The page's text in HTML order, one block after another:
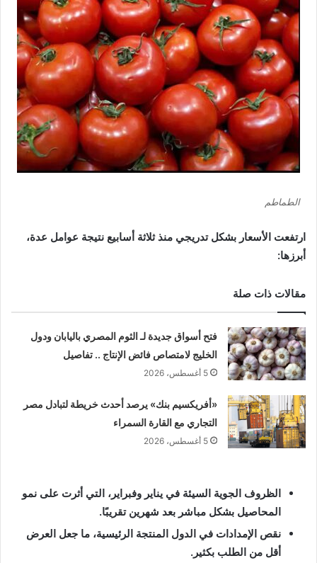
الطماطم
ارتفعت الأسعار بشكل تدريجي منذ ثلاثة أسابيع نتيجة عوامل عدة،
أبرزها:
مقالات ذات صلة
فتح أسواق جديدة لـ الثوم المصري باليابان ودول
الخليج لامتصاص فائض الإنتاج .. تفاصيل
5 أغسطس، 2026
«أفريكسيم بنك» يرصد أحدث خريطة لتبادل مصر
التجاري مع القارة السمراء
5 أغسطس، 2026
الظروف الجوية السيئة في يناير وفبراير، التي أثرت على نمو
المحاصيل بشكل مباشر بعد شهرين تقريبًا.
نقص الإمدادات في الدول المنتجة الرئيسية، ما جعل العرض
أقل من الطلب بكثير.